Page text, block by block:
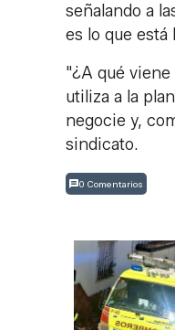
señalando a
es lo que
"¿A qué
utiliza a la
negocie y,
sindicato.
0 Comentarios